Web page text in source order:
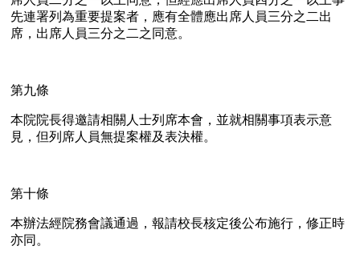
先連署列為重要提案者，應有全體應出席人員三分之二出
席，出席人員三分之二之同意。
第九條
本院院長得邀請相關人士列席本會，並就相關事項表示意
見，但列席人員無提案權及表決權。
第十條
本辦法經院務會議通過，報請校長核定後公布施行，修正時
亦同。